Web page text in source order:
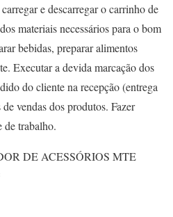
e descarregar o carrinho de
materiais necessários para o bom
bebidas, preparar alimentos
Executar a devida marcação dos
do cliente na recepção (entrega
vendas dos produtos. Fazer
de trabalho.
DE ACESSÓRIOS MTE